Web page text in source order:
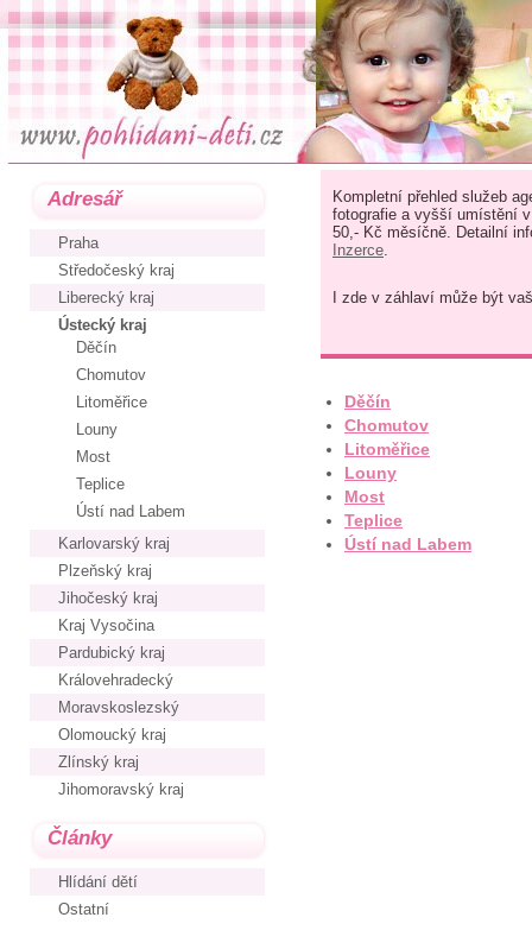
Adresář
Praha
Středočeský kraj
Liberecký kraj
Ústecký kraj
Děčín
Chomutov
Litoměřice
Louny
Most
Teplice
Ústí nad Labem
Karlovarský kraj
Plzeňský kraj
Jihočeský kraj
Kraj Vysočina
Pardubický kraj
Královehradecký
Moravskoslezský
Olomoucký kraj
Zlínský kraj
Jihomoravský kraj
Články
Hlídání dětí
Ostatní
Kompletní přehled služeb
fotografie a vyšší umístění
50,- Kč měsíčně. Detailní
Inzerce.
I zde v záhlaví může být
Děčín
Chomutov
Litoměřice
Louny
Most
Teplice
Ústí nad Labem